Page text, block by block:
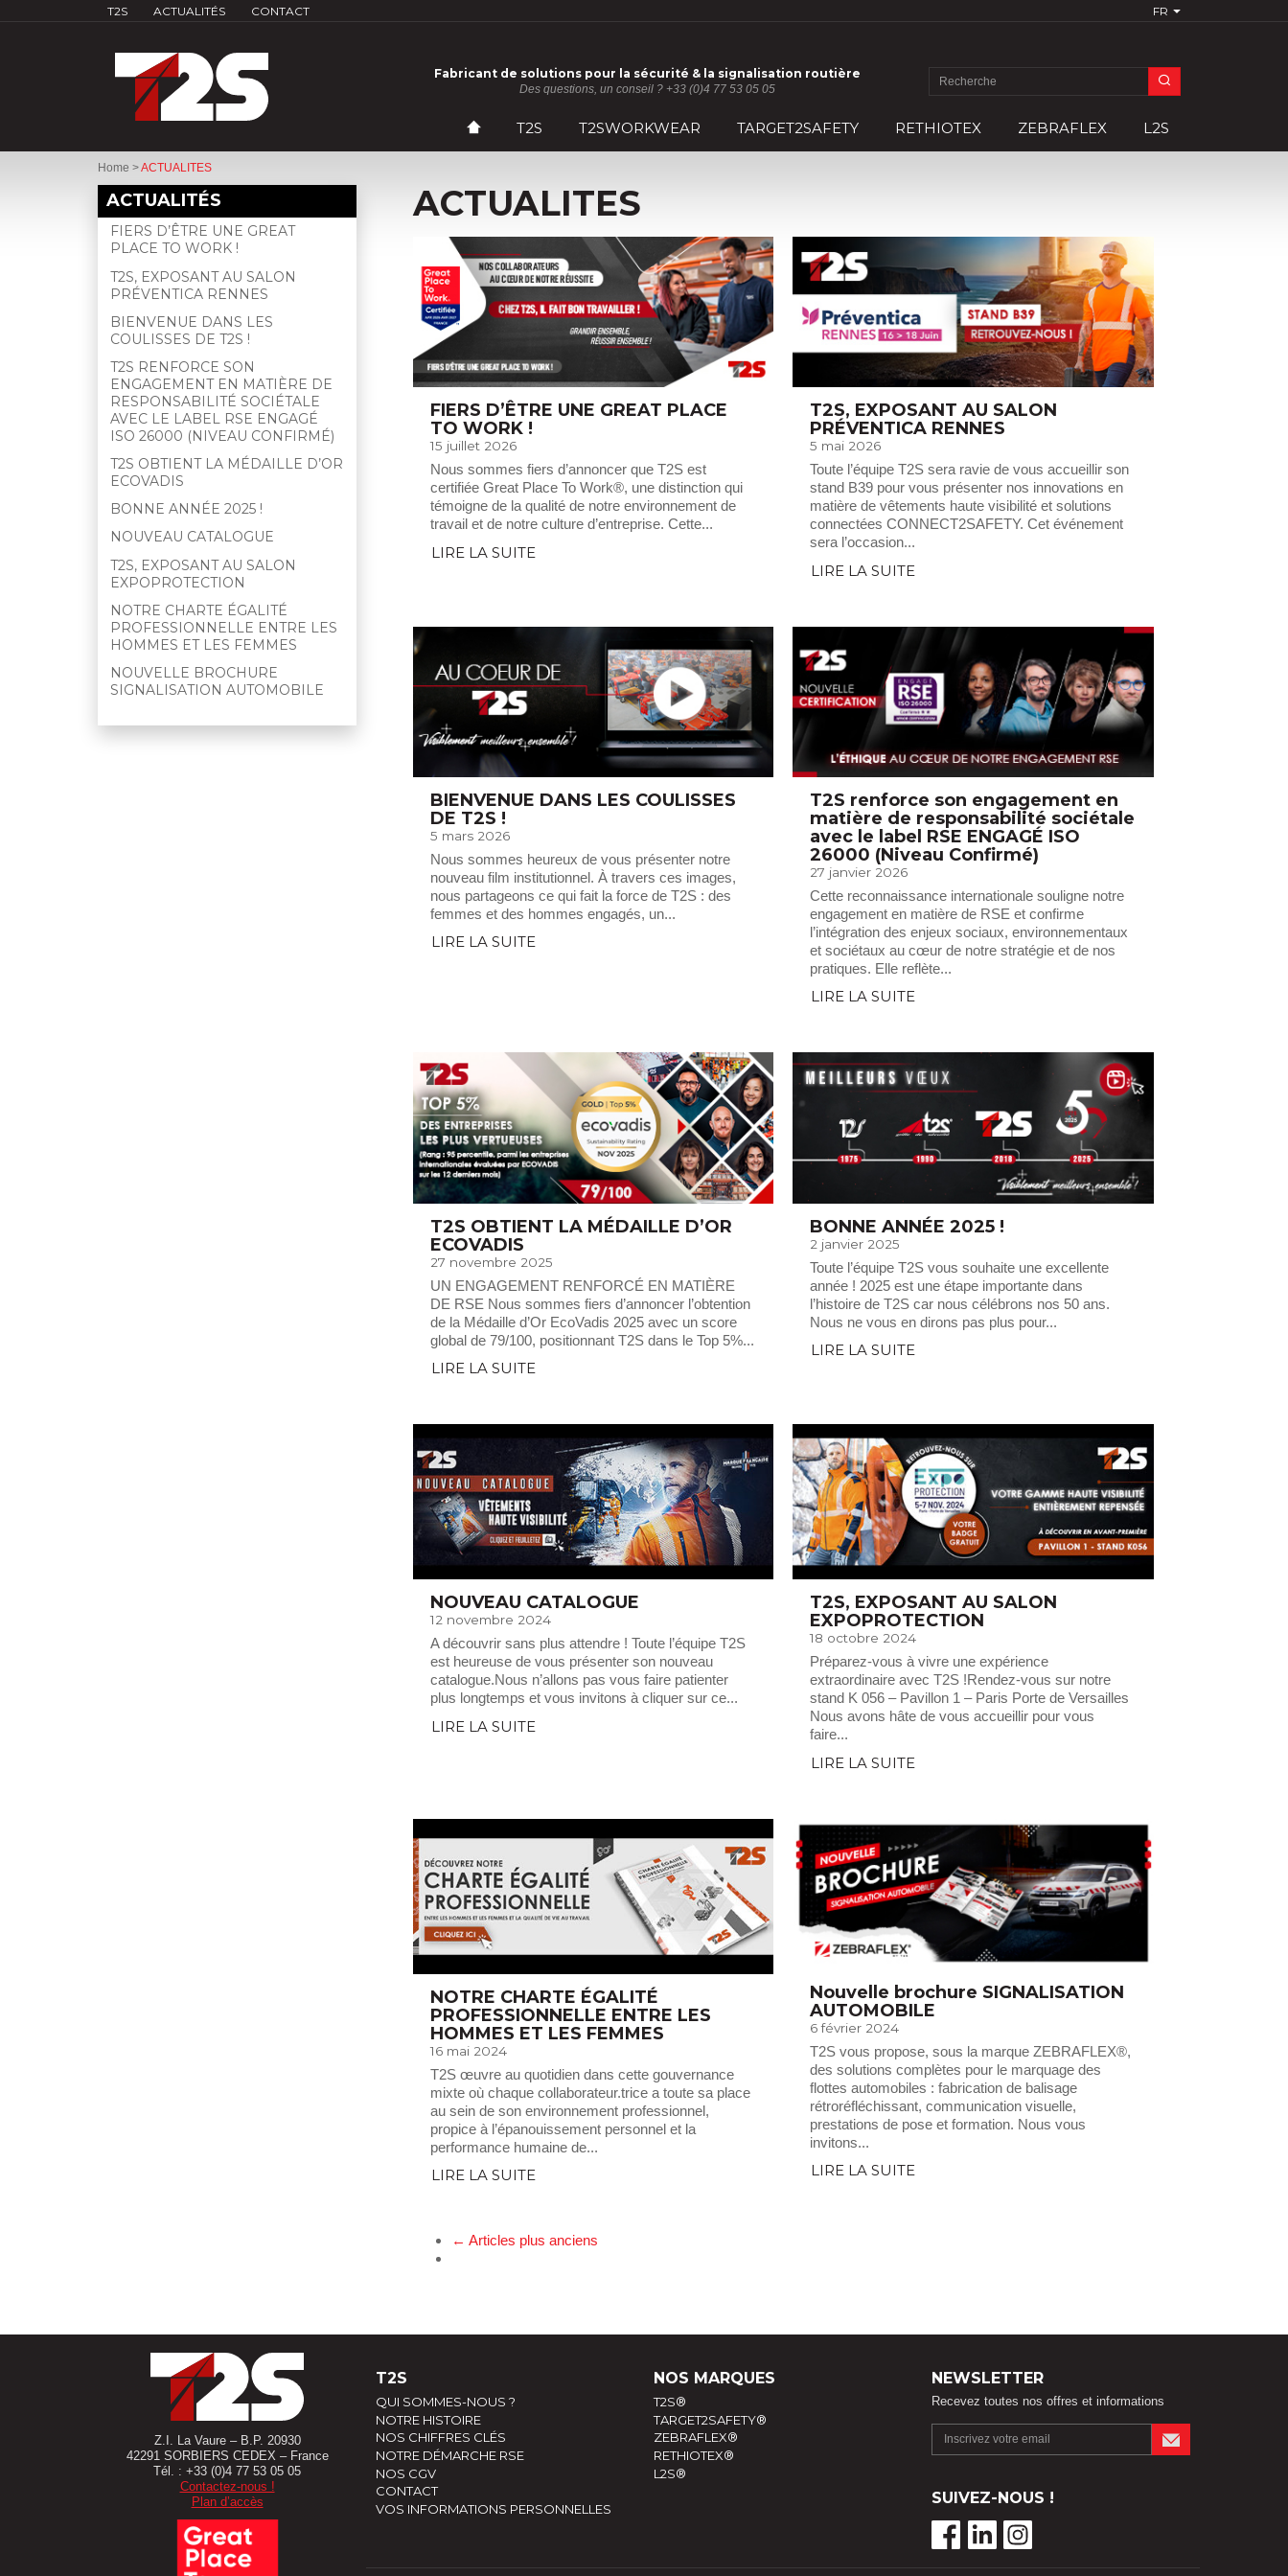
T2S ACTUALITÉS CONTACT FR
Fabricant de solutions pour la sécurité & la signalisation routière
Des questions, un conseil ? +33 (0)4 77 53 05 05
Search
for:
ACCUEIL
T2S T2SWORKWEAR TARGET2SAFETY RETHIOTEX ZEBRAFLEX L2S
Home >ACTUALITES
ACTUALITES
FIERS D’ÊTRE UNE GREAT PLACE
TO WORK !
15 juillet 2026
Nous sommes fiers d’annoncer que T2S est
certifiée Great Place To Work®, une distinction qui
témoigne de la qualité de notre environnement de
travail et de notre culture d’entreprise. Cette...
LIRE LA SUITE
T2S, EXPOSANT AU SALON
PRÉVENTICA RENNES
5 mai 2026
Toute l’équipe T2S sera ravie de vous accueillir son
stand B39 pour vous présenter nos innovations en
matière de vêtements haute visibilité et solutions
connectées CONNECT2SAFETY. Cet événement
sera l’occasion...
LIRE LA SUITE
BIENVENUE DANS LES COULISSES
DE T2S !
5 mars 2026
Nous sommes heureux de vous présenter notre
nouveau film institutionnel. À travers ces images,
nous partageons ce qui fait la force de T2S : des
femmes et des hommes engagés, un...
LIRE LA SUITE
T2S renforce son engagement en
matière de responsabilité sociétale
avec le label RSE ENGAGÉ ISO
26000 (Niveau Confirmé)
27 janvier 2026
Cette reconnaissance internationale souligne notre
engagement en matière de RSE et confirme
l’intégration des enjeux sociaux, environnementaux
et sociétaux au cœur de notre stratégie et de nos
pratiques. Elle reflète...
LIRE LA SUITE
T2S OBTIENT LA MÉDAILLE D’OR
ECOVADIS
27 novembre 2025
UN ENGAGEMENT RENFORCÉ EN MATIÈRE
DE RSE Nous sommes fiers d’annoncer l’obtention
de la Médaille d’Or EcoVadis 2025 avec un score
global de 79/100, positionnant T2S dans le Top 5%...
LIRE LA SUITE
BONNE ANNÉE 2025 !
2 janvier 2025
Toute l’équipe T2S vous souhaite une excellente
année ! 2025 est une étape importante dans
l’histoire de T2S car nous célébrons nos 50 ans.
Nous ne vous en dirons pas plus pour...
LIRE LA SUITE
NOUVEAU CATALOGUE
12 novembre 2024
A découvrir sans plus attendre ! Toute l’équipe T2S
est heureuse de vous présenter son nouveau
catalogue.Nous n’allons pas vous faire patienter
plus longtemps et vous invitons à cliquer sur ce...
LIRE LA SUITE
T2S, EXPOSANT AU SALON
EXPOPROTECTION
18 octobre 2024
Préparez-vous à vivre une expérience
extraordinaire avec T2S !Rendez-vous sur notre
stand K 056 – Pavillon 1 – Paris Porte de Versailles
Nous avons hâte de vous accueillir pour vous
faire...
LIRE LA SUITE
NOTRE CHARTE ÉGALITÉ
PROFESSIONNELLE ENTRE LES
HOMMES ET LES FEMMES
16 mai 2024
T2S œuvre au quotidien dans cette gouvernance
mixte où chaque collaborateur.trice a toute sa place
au sein de son environnement professionnel,
propice à l’épanouissement personnel et la
performance humaine de...
LIRE LA SUITE
Nouvelle brochure SIGNALISATION
AUTOMOBILE
6 février 2024
T2S vous propose, sous la marque ZEBRAFLEX®,
des solutions complètes pour le marquage des
flottes automobiles : fabrication de balisage
rétroréfléchissant, communication visuelle,
prestations de pose et formation. Nous vous
invitons...
LIRE LA SUITE
← Articles plus anciens
ACTUALITÉS
FIERS D’ÊTRE UNE GREAT
PLACE TO WORK !
T2S, EXPOSANT AU SALON
PRÉVENTICA RENNES
BIENVENUE DANS LES
COULISSES DE T2S !
T2S RENFORCE SON
ENGAGEMENT EN MATIÈRE DE
RESPONSABILITÉ SOCIÉTALE
AVEC LE LABEL RSE ENGAGÉ
ISO 26000 (NIVEAU CONFIRMÉ)
T2S OBTIENT LA MÉDAILLE D’OR
ECOVADIS
BONNE ANNÉE 2025 !
NOUVEAU CATALOGUE
T2S, EXPOSANT AU SALON
EXPOPROTECTION
NOTRE CHARTE ÉGALITÉ
PROFESSIONNELLE ENTRE LES
HOMMES ET LES FEMMES
NOUVELLE BROCHURE
SIGNALISATION AUTOMOBILE
Z.I. La Vaure – B.P. 20930
42291 SORBIERS CEDEX – France
Tél. : +33 (0)4 77 53 05 05
Contactez-nous !
Plan d’accès
T2S
QUI SOMMES-NOUS ?
NOTRE HISTOIRE
NOS CHIFFRES CLÉS
NOTRE DÉMARCHE RSE
NOS CGV
CONTACT
VOS INFORMATIONS PERSONNELLES
NOS MARQUES
T2S®
TARGET2SAFETY®
ZEBRAFLEX®
RETHIOTEX®
L2S®
NEWSLETTER
Recevez toutes nos offres et informations
SUIVEZ-NOUS !